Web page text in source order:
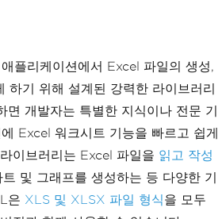
플리케이션에서 Excel 파일의 생성,
하기 위해 설계된 강력한 라이브러리
개발자는 특별한 지식이나 전문 기
Excel 워크시트 기능을 빠르고 쉽게
이브러리는 Excel 파일을 읽고 작성
트 및 그래프를 생성하는 등 다양한 기
은 XLS 및 XLSX 파일 형식을 모두